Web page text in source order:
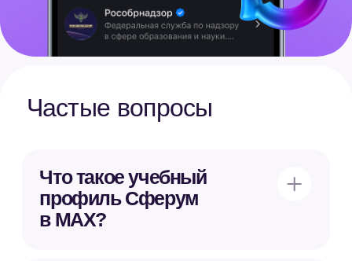
© 2025 Сферум. Все права защищены
Техническая документация